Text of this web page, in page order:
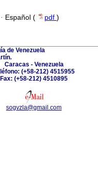
· Español ( pdf )
de Venezuela
Caracas - Venezuela
(+58-212) 4515955
Fax: (+58-212) 4510895
sogvzla@gmail.com